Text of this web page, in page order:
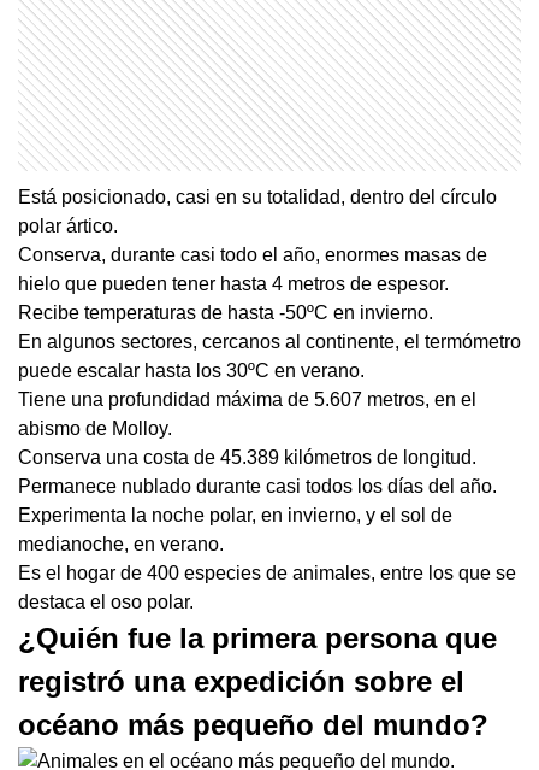
Está posicionado, casi en su totalidad, dentro del círculo
polar ártico.
Conserva, durante casi todo el año, enormes masas de
hielo que pueden tener hasta 4 metros de espesor.
Recibe temperaturas de hasta -50ºC en invierno.
En algunos sectores, cercanos al continente, el termómetro
puede escalar hasta los 30ºC en verano.
Tiene una profundidad máxima de 5.607 metros, en el
abismo de Molloy.
Conserva una costa de 45.389 kilómetros de longitud.
Permanece nublado durante casi todos los días del año.
Experimenta la noche polar, en invierno, y el sol de
medianoche, en verano.
Es el hogar de 400 especies de animales, entre los que se
destaca el oso polar.
¿Quién fue la primera persona que
registró una expedición sobre el
océano más pequeño del mundo?